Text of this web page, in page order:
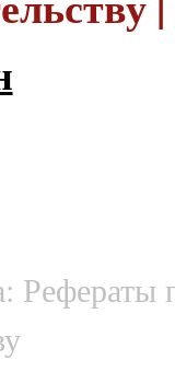
Рефераты